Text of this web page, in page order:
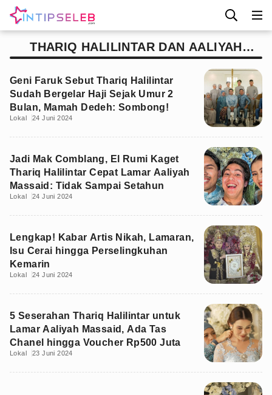
THARIQ HALILINTAR DAN AALIYAH
MASSAID LAMARAN
Geni Faruk Sebut Thariq Halilintar
Sudah Bergelar Haji Sejak Umur 2
Bulan, Mamah Dedeh: Sombong!
Lokal 24 Juni 2024
Jadi Mak Comblang, El Rumi Kaget
Thariq Halilintar Cepat Lamar Aaliyah
Massaid: Tidak Sampai Setahun
Lokal 24 Juni 2024
Lengkap! Kabar Artis Nikah, Lamaran,
Isu Cerai hingga Perselingkuhan
Kemarin
Lokal 24 Juni 2024
5 Seserahan Thariq Halilintar untuk
Lamar Aaliyah Massaid, Ada Tas
Chanel hingga Voucher Rp500 Juta
Lokal 23 Juni 2024